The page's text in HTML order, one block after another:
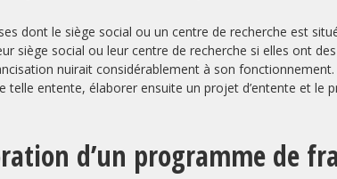
dont le siège social ou un centre de recherche est
siège social ou leur centre de recherche si elles ont des
nuirait considérablement à son fonctionnement.
telle entente, élaborer ensuite un projet d’entente et le
d’un programme de